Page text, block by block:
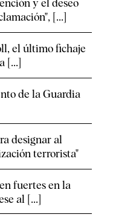
y el deseo
[...]
el último fichaje
[...]
de la Guardia
designar al
terrorista"
fuertes en la
al [...]